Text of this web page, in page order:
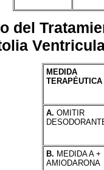
del
MEDIDA
TERAPÉUTICA
A. OMITIR
B. MEDIDA A +
AMIODARONA